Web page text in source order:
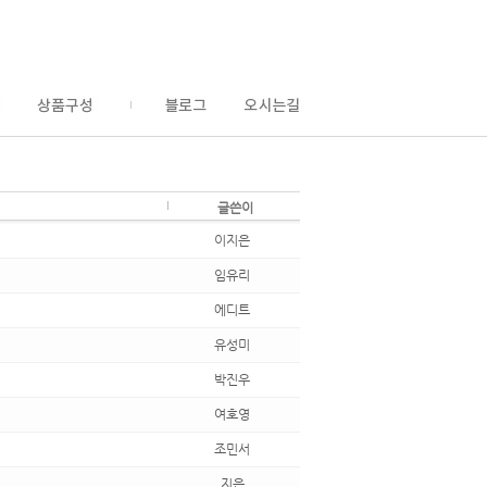
글쓴이
이지은
임유리
에디트
유성미
박진우
여호영
조민서
지은